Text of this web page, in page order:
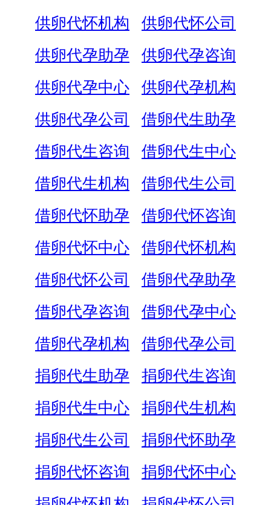
供卵代怀机构
供卵代怀公司
供卵代孕助孕
供卵代孕咨询
供卵代孕中心
供卵代孕机构
供卵代孕公司
借卵代生助孕
借卵代生咨询
借卵代生中心
借卵代生机构
借卵代生公司
借卵代怀助孕
借卵代怀咨询
借卵代怀中心
借卵代怀机构
借卵代怀公司
借卵代孕助孕
借卵代孕咨询
借卵代孕中心
借卵代孕机构
借卵代孕公司
捐卵代生助孕
捐卵代生咨询
捐卵代生中心
捐卵代生机构
捐卵代生公司
捐卵代怀助孕
捐卵代怀咨询
捐卵代怀中心